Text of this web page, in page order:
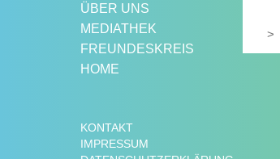
ÜBER UNS
MEDIATHEK
FREUNDESKREIS
HOME
KONTAKT
IMPRESSUM